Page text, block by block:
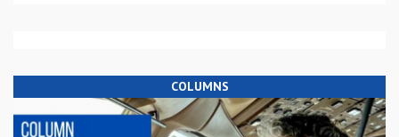
COLUMNS